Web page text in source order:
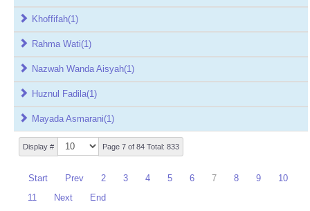
Display # Page 7 of 84 Total: 833
Start Prev 2 3 4 5 6 7 8 9
10
11
Next End
Khoffifah(1)
Rahma Wati(1)
Nazwah Wanda Aisyah(1)
Huznul Fadila(1)
Mayada Asmarani(1)